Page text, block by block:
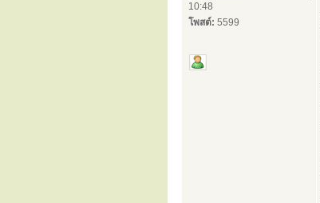
10:48
โพสต์: 5599